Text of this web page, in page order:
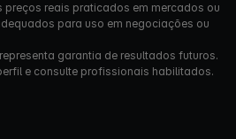
reais praticados em mercados ou
para uso em negociações ou
garantia de resultados futuros.
e consulte profissionais habilitados.